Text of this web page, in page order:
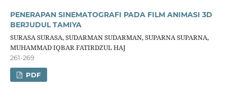
PENERAPAN SINEMATOGRAFI PADA FILM ANIMASI 3D
BERJUDUL TAMIYA
SURASA SURASA, SUDARMAN SUDARMAN, SUPARNA SUPARNA,
MUHAMMAD IQBAR FATIRDZUL HAJ
261-269
PDF